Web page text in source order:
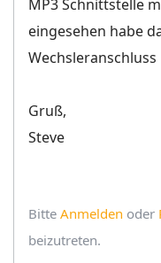
MP3 Schnittstelle
eingesehen habe
Wechsleranschluss
Gruß,
Steve
Bitte Anmelden oder
beizutreten.